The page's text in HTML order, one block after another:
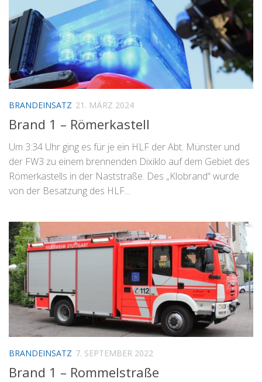
BRANDEINSATZ 21. MÄRZ 2024
Brand 1 – Römerkastell
Um 3:34 Uhr ging es für je ein HLF der Abt. Münster und
der FW3 zu einem brennenden Dixiklo auf dem Gebiet des
Römerkastells in der Naststraße. Des „Klobrand“ wurde
von der Besatzung des HLF...
BRANDEINSATZ 7. SEPTEMBER 2022
Brand 1 – Rommelstraße